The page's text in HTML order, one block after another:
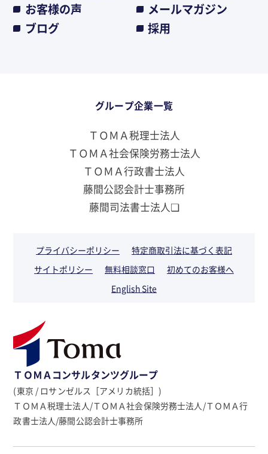
お客様の声
メールマガジン
ブログ
採用
グループ企業一覧
ＴＯＭＡ税理士法人
ＴＯＭＡ社会保険労務士法人
ＴＯＭＡ行政書士法人
藤間公認会計士事務所
藤間司法書士法人❏
プライバシーポリシー
特定商取引法に基づく表記
サイトポリシー
無料相談窓口
初めてのお客様へ
English Site
ＴＯＭＡコンサルタンツグループ
(東京 / ロサンゼルス［アメリカ統括］)
ＴＯＭＡ税理士法人/ＴＯＭＡ社会保険労務士法人/ＴＯＭＡ行
政書士法人/藤間公認会計士事務所